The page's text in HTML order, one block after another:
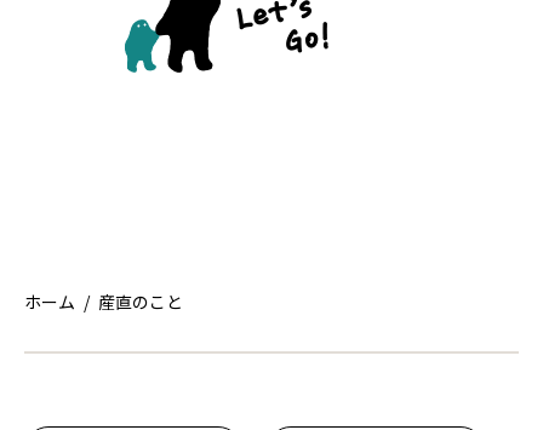
ホーム 産直のこと